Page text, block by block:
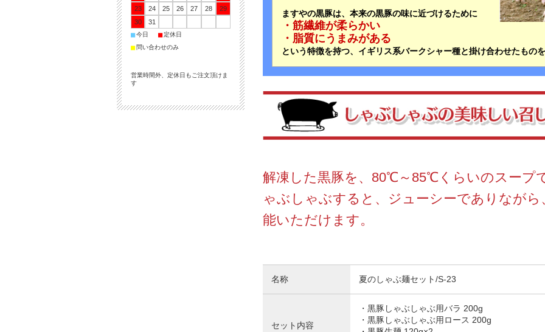
ますやの黒豚は、本来の黒豚の味に近づけるために
・筋繊維が柔らかい
・脂質にうまみがある
という特徴を持つ、イギリス系バークシャー種と掛け合わせたもの
解凍した黒豚を、80℃～85℃くらいのスープ
ゃぶしゃぶすると、ジューシーでありなが
能いただけます。
名称 夏のしゃぶ麺セット/S-23
セット内容
・黒豚しゃぶしゃぶ用バラ 200g
・黒豚しゃぶしゃぶ用ロース 200g
23
24 25 26 27 28
29
30
31
■今日 ■定休日
■ 問い合わせのみ
営業時間外、定休日もご注文頂けま
す